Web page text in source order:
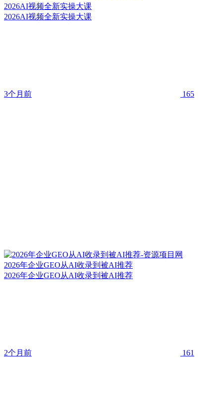
2026AI视频全新实操大课
2026AI视频全新实操大课
3个月前 165
2026年企业GEO从AI收录到被AI推荐
2026年企业GEO从AI收录到被AI推荐
2个月前 161